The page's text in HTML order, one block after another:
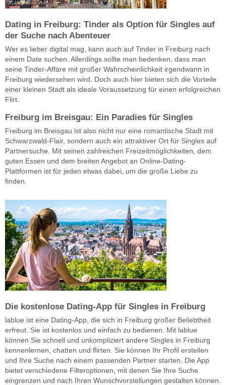
Dating in Freiburg: Tinder als Option für Singles auf
der Suche nach Abenteuer
Wer es lieber digital mag, kann auch auf Tinder in Freiburg nach
einem Date suchen. Allerdings sollte man bedenken, dass man
seine Tinder-Affäre mit großer Wahrscheinlichkeit irgendwann in
Freiburg wiedersehen wird. Doch auch hier bieten sich die Vorteile
einer kleinen Stadt als ideale Voraussetzung für einen erfolgreichen
Flirt.
Freiburg im Breisgau: Ein Paradies für Singles
Freiburg im Breisgau ist also nicht nur eine romantische Stadt mit
Schwarzwald-Flair, sondern auch ein attraktiver Ort für Singles auf
Partnersuche. Mit seinen zahlreichen Freizeitmöglichkeiten, dem
guten Essen und dem breiten Angebot an Online-Dating-
Plattformen ist für jeden etwas dabei, um die große Liebe zu
finden.
Die kostenlose Dating-App für Singles in Freiburg
lablue ist eine Dating-App, die sich in Freiburg großer Beliebtheit
erfreut. Sie ist kostenlos und einfach zu bedienen. Mit lablue
können Sie schnell und unkompliziert andere Singles in Freiburg
kennenlernen, chatten und flirten. Sie können Ihr Profil erstellen
und Ihre Suche nach einem passenden Partner starten. Die App
bietet verschiedene Filteroptionen, mit denen Sie Ihre Suche
eingrenzen und nach Ihren Wunschvorstellungen gestalten können.